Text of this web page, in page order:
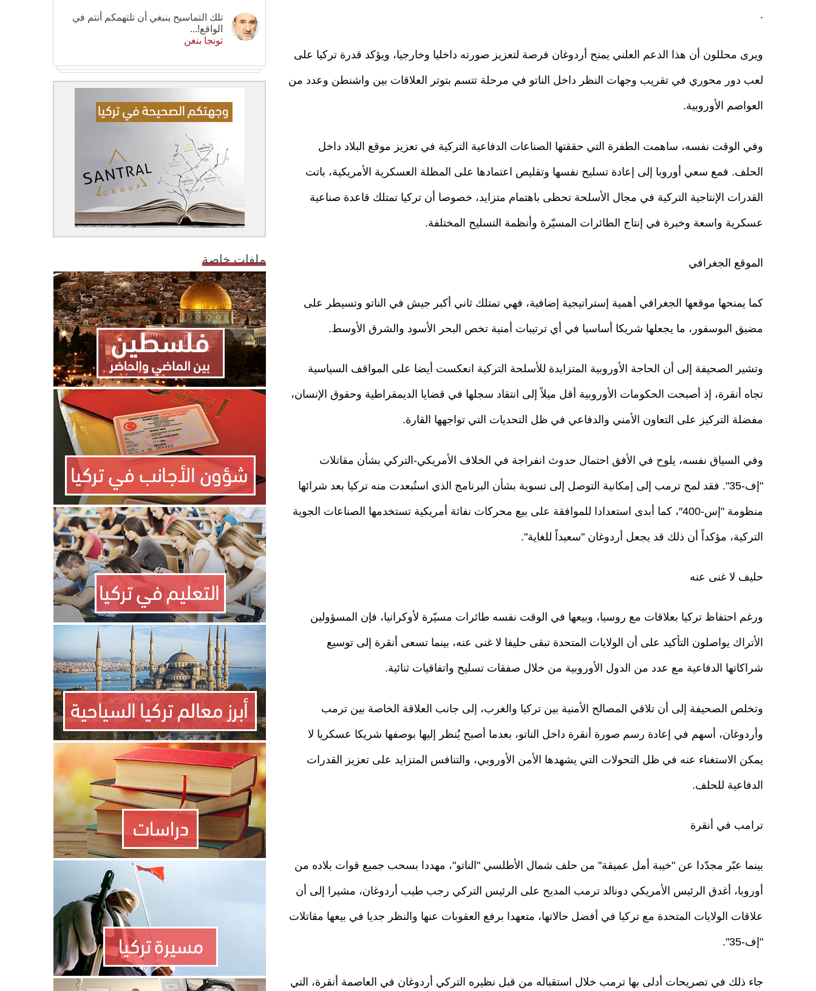
.
ويرى محللون أن هذا الدعم العلني يمنح أردوغان فرصة لتعزيز صورته داخليا وخارجيا، ويؤكد قدرة تركيا على
لعب دور محوري في تقريب وجهات النظر داخل الناتو في مرحلة تتسم بتوتر العلاقات بين واشنطن وعدد من
العواصم الأوروبية.
وفي الوقت نفسه، ساهمت الطفرة التي حققتها الصناعات الدفاعية التركية في تعزيز موقع البلاد داخل
الحلف. فمع سعي أوروبا إلى إعادة تسليح نفسها وتقليص اعتمادها على المظلة العسكرية الأمريكية، باتت
القدرات الإنتاجية التركية في مجال الأسلحة تحظى باهتمام متزايد، خصوصا أن تركيا تمتلك قاعدة صناعية
عسكرية واسعة وخبرة في إنتاج الطائرات المسيّرة وأنظمة التسليح المختلفة.
الموقع الجغرافي
كما يمنحها موقعها الجغرافي أهمية إستراتيجية إضافية، فهي تمتلك ثاني أكبر جيش في الناتو وتسيطر على
مضيق البوسفور، ما يجعلها شريكا أساسيا في أي ترتيبات أمنية تخص البحر الأسود والشرق الأوسط.
وتشير الصحيفة إلى أن الحاجة الأوروبية المتزايدة للأسلحة التركية انعكست أيضا على المواقف السياسية
تجاه أنقرة، إذ أصبحت الحكومات الأوروبية أقل ميلاً إلى انتقاد سجلها في قضايا الديمقراطية وحقوق الإنسان،
مفضلة التركيز على التعاون الأمني والدفاعي في ظل التحديات التي تواجهها القارة.
وفي السياق نفسه، يلوح في الأفق احتمال حدوث انفراجة في الخلاف الأمريكي-التركي بشأن مقاتلات
"إف-35". فقد لمح ترمب إلى إمكانية التوصل إلى تسوية بشأن البرنامج الذي استُبعدت منه تركيا بعد شرائها
منظومة "إس-400″، كما أبدى استعدادا للموافقة على بيع محركات نفاثة أمريكية تستخدمها الصناعات الجوية
التركية، مؤكداً أن ذلك قد يجعل أردوغان "سعيداً للغاية".
حليف لا غنى عنه
ورغم احتفاظ تركيا بعلاقات مع روسيا، وبيعها في الوقت نفسه طائرات مسيّرة لأوكرانيا، فإن المسؤولين
الأتراك يواصلون التأكيد على أن الولايات المتحدة تبقى حليفا لا غنى عنه، بينما تسعى أنقرة إلى توسيع
شراكاتها الدفاعية مع عدد من الدول الأوروبية من خلال صفقات تسليح واتفاقيات ثنائية.
وتخلص الصحيفة إلى أن تلاقي المصالح الأمنية بين تركيا والغرب، إلى جانب العلاقة الخاصة بين ترمب
وأردوغان، أسهم في إعادة رسم صورة أنقرة داخل الناتو، بعدما أصبح يُنظر إليها بوصفها شريكا عسكريا لا
يمكن الاستغناء عنه في ظل التحولات التي يشهدها الأمن الأوروبي، والتنافس المتزايد على تعزيز القدرات
الدفاعية للحلف.
ترامب في أنقرة
بينما عبّر مجدّدا عن "خيبة أمل عميقة" من حلف شمال الأطلسي "الناتو"، مهددا بسحب جميع قوات بلاده من
أوروبا، أغدق الرئيس الأمريكي دونالد ترمب المديح على الرئيس التركي رجب طيب أردوغان، مشيرا إلى أن
علاقات الولايات المتحدة مع تركيا في أفضل حالاتها، متعهدا برفع العقوبات عنها والنظر جديا في بيعها مقاتلات
"إف-35".
جاء ذلك في تصريحات أدلى بها ترمب خلال استقباله من قبل نظيره التركي أردوغان في العاصمة أنقرة، التي
تلك التماسيح ينبغي أن تلتهمكم أنتم في
الواقع!...
تونجا بنغن
ملفات خاصة